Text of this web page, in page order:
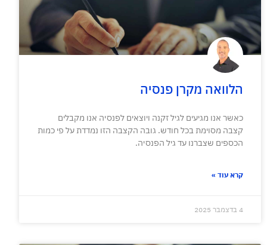
הלוואה מקרן פנסיה
כאשר אנו מגיעים לגיל זקנה ויוצאים לפנסיה אנו מקבלים
קצבה מסוימת בכל חודש. גובה הקצבה הזו נמדדת על פי כמות
הכספים שצברנו עד גיל הפנסיה.
קרא עוד »
4 בדצמבר 2025